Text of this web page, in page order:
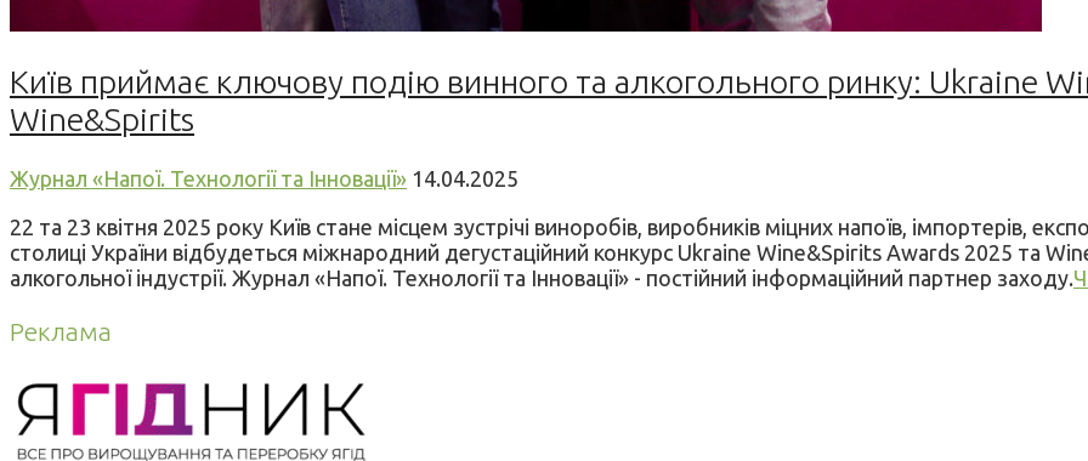
Київ приймає ключову подію винного та алкогольного ринку: Ukraine
Wine&Spirits
Журнал «Напої. Технології та Інновації» 14.04.2025
22 та 23 квітня 2025 року Київ стане місцем зустрічі виноробів, виробників міцних напоїв, імпортерів,
столиці України відбудеться міжнародний дегустаційний конкурс Ukraine Wine&Spirits Awards 2025 та
алкогольної індустрії. Журнал «Напої. Технології та Інновації» - постійний інформаційний партнер заходу.
Реклама